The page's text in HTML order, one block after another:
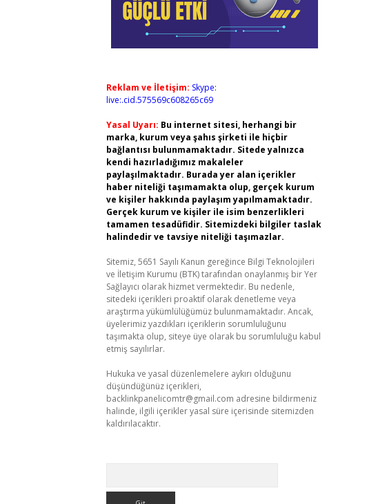
Reklam ve İletişim: Skype:
live:.cid.575569c608265c69
Yasal Uyarı: Bu internet sitesi, herhangi bir
marka, kurum veya şahıs şirketi ile hiçbir
bağlantısı bulunmamaktadır. Sitede yalnızca
kendi hazırladığımız makaleler
paylaşılmaktadır. Burada yer alan içerikler
haber niteliği taşımamakta olup, gerçek kurum
ve kişiler hakkında paylaşım yapılmamaktadır.
Gerçek kurum ve kişiler ile isim benzerlikleri
tamamen tesadüfidir. Sitemizdeki bilgiler taslak
halindedir ve tavsiye niteliği taşımazlar.
Sitemiz, 5651 Sayılı Kanun gereğince Bilgi Teknolojileri
ve İletişim Kurumu (BTK) tarafından onaylanmış bir Yer
Sağlayıcı olarak hizmet vermektedir. Bu nedenle,
sitedeki içerikleri proaktif olarak denetleme veya
araştırma yükümlülüğümüz bulunmamaktadır. Ancak,
üyelerimiz yazdıkları içeriklerin sorumluluğunu
taşımakta olup, siteye üye olarak bu sorumluluğu kabul
etmiş sayılırlar.
Hukuka ve yasal düzenlemelere aykırı olduğunu
düşündüğünüz içerikleri,
backlinkpanelicomtr@gmail.com adresine bildirmeniz
halinde, ilgili içerikler yasal süre içerisinde sitemizden
kaldırılacaktır.